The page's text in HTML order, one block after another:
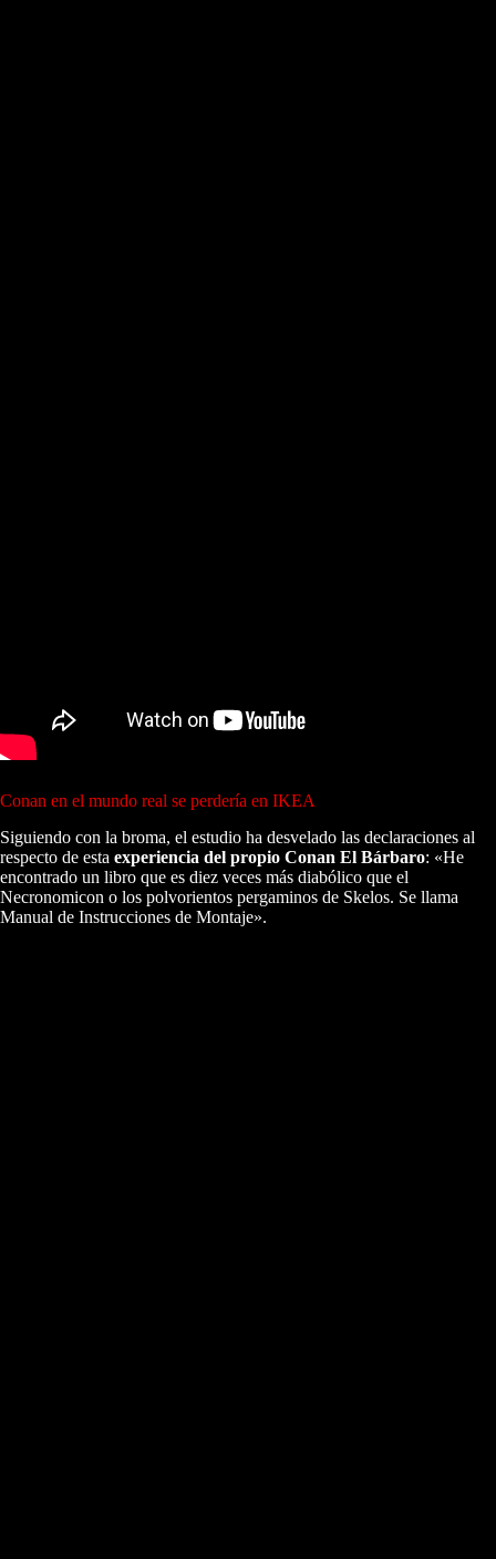
Conan en el mundo real se perdería en IKEA
Siguiendo con la broma, el estudio ha desvelado las declaraciones al
respecto de esta experiencia del propio Conan El Bárbaro: «He
encontrado un libro que es diez veces más diabólico que el
Necronomicon o los polvorientos pergaminos de Skelos. Se llama
Manual de Instrucciones de Montaje».